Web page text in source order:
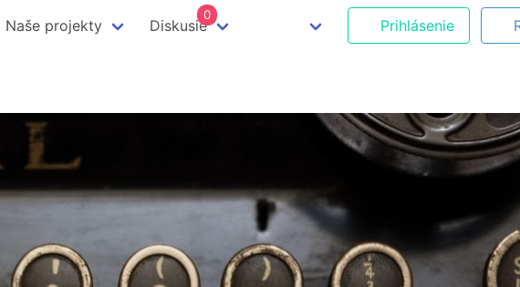
Naše projekty Diskusie
0
Prihlásenie